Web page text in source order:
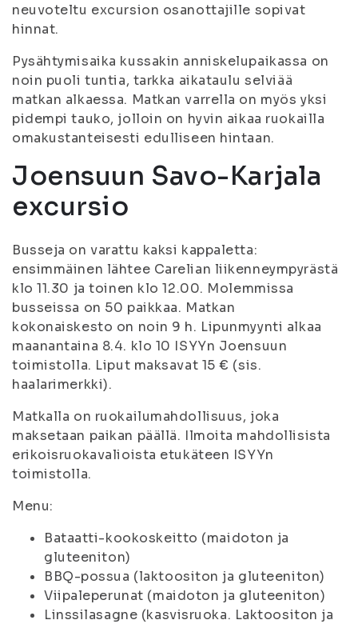
neuvoteltu excursion osanottajille sopivat
hinnat.
Pysähtymisaika kussakin anniskelupaikassa on
noin puoli tuntia, tarkka aikataulu selviää
matkan alkaessa. Matkan varrella on myös yksi
pidempi tauko, jolloin on hyvin aikaa ruokailla
omakustanteisesti edulliseen hintaan.
Joensuun Savo-Karjala
excursio
Busseja on varattu kaksi kappaletta:
ensimmäinen lähtee Carelian liikenneympyrästä
klo 11.30 ja toinen klo 12.00. Molemmissa
busseissa on 50 paikkaa. Matkan
kokonaiskesto on noin 9 h. Lipunmyynti alkaa
maanantaina 8.4. klo 10 ISYYn Joensuun
toimistolla. Liput maksavat 15 € (sis.
haalarimerkki).
Matkalla on ruokailumahdollisuus, joka
maksetaan paikan päällä. Ilmoita mahdollisista
erikoisruokavalioista etukäteen ISYYn
toimistolla.
Menu:
Bataatti-kookoskeitto (maidoton ja
gluteeniton)
BBQ-possua (laktoositon ja gluteeniton)
Viipaleperunat (maidoton ja gluteeniton)
Linssilasagne (kasvisruoka. Laktoositon ja